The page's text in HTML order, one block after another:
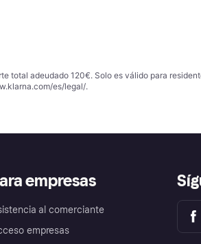
total adeudado 120€. Solo es válido para
es/legal/.
empresas
al comerciante
empresas